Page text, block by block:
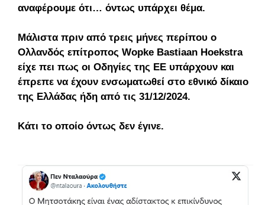
αναφέρουμε ότι… όντως υπάρχει θέμα.
Μάλιστα πριν από τρεις μήνες περίπου o
Oλλανδός επίτροπος Wopke Bastiaan Hoekstra
είχε πει πως οι Οδηγίες της ΕΕ υπάρχουν και
έπρεπε να έχουν ενσωματωθεί στο εθνικό δίκαιο
της Ελλάδας ήδη από τις 31/12/2024.
Κάτι το οποίο όντως δεν έγινε.